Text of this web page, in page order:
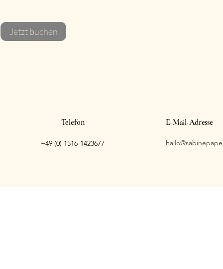
Jetzt buchen
Telefon
+49 (0) 1516-1423677
E-Mail-Adresse